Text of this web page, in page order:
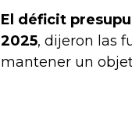
El déficit
2025, dijeron las
mantener un